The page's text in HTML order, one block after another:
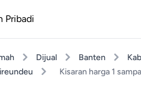
Pribadi
Dijual Banten
Kisaran harga 1